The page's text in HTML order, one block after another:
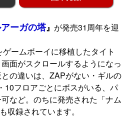
アーガの塔』 が発売31周年を迎
ームボーイに移植したタイト
面がスクロールするようになっ
の違いは、ZAPがない・ギルの
10フロアごとにボスがいる、パ
など。のちに発売された「ナム
収録されています。